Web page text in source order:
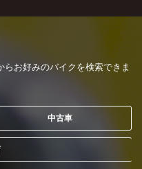
お好みのバイクを検索できま
中古車